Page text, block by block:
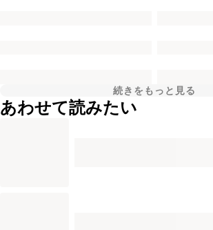
続きをもっと見る
あわせて読みたい